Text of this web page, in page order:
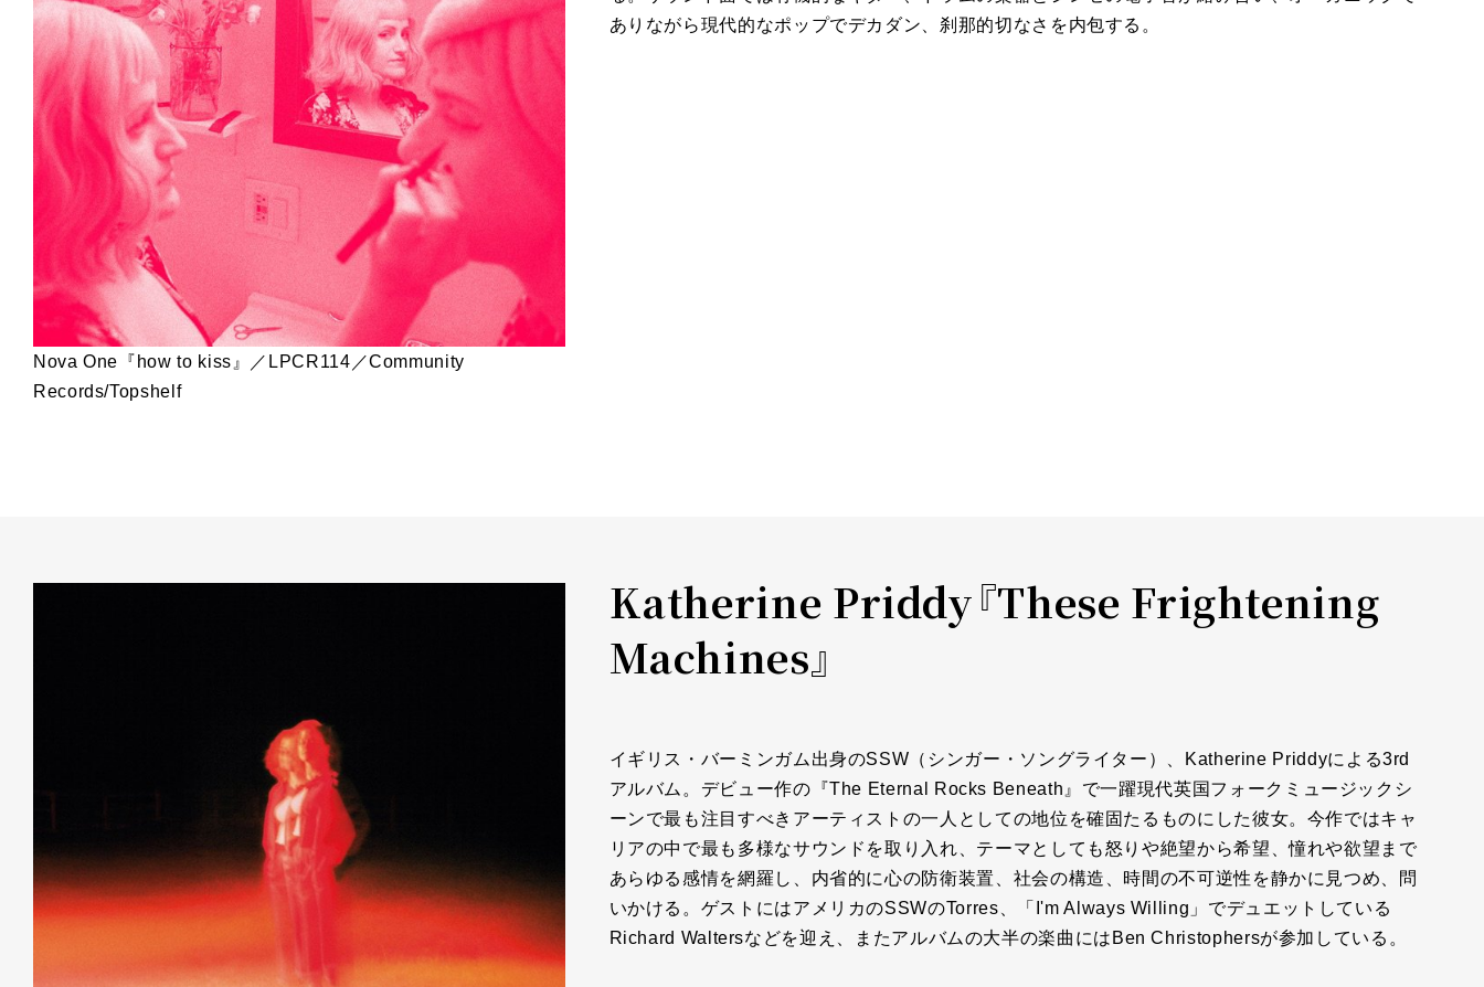
Nova One『how to kiss』／LPCR114／Community
Records/Topshelf
ありながら現代的なポップでデカダン、刹那的切なさを内包する。
Katherine Priddy『These Frightening
Machines』
イギリス・バーミンガム出身のSSW（シンガー・ソングライター）、Katherine Priddyによる3rd
アルバム。デビュー作の『The Eternal Rocks Beneath』で一躍現代英国フォークミュージックシ
ーンで最も注目すべきアーティストの一人としての地位を確固たるものにした彼女。今作ではキャ
リアの中で最も多様なサウンドを取り入れ、テーマとしても怒りや絶望から希望、憧れや欲望まで
あらゆる感情を網羅し、内省的に心の防衛装置、社会の構造、時間の不可逆性を静かに見つめ、問
いかける。ゲストにはアメリカのSSWのTorres、「I'm Always Willing」でデュエットしている
Richard Waltersなどを迎え、またアルバムの大半の楽曲にはBen Christophersが参加している。